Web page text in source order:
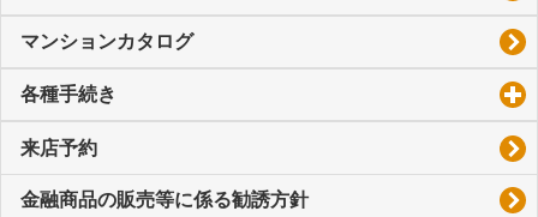
マンションカタログ
各種手続き
来店予約
金融商品の販売等に係る勧誘方針